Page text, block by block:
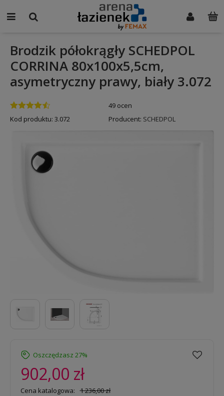
Brodzik półokrągły SCHEDPOL
CORRINA 80x100x5,5cm,
asymetryczny prawy, biały 3.072
49 ocen
Kod produktu: 3.072 Producent: SCHEDPOL
Oszczędzasz 27%
902,00 zł
Cena katalogowa: 1 236,00 zł